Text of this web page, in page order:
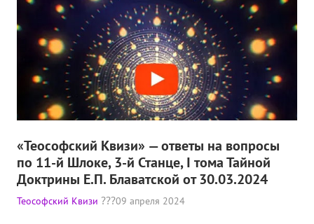
«Теософский Квизи» — ответы на вопросы
по 11-й Шлоке, 3-й Станце, I тома Тайной
Доктрины Е.П. Блаватской от 30.03.2024
Теософский Квизи 09 апреля 2024